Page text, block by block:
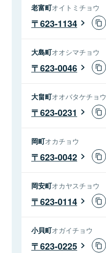
老富町オイトミチョウ
623-1134
大島町オオシマチョウ
623-0046
大畠町オオバタケチョウ
623-0231
岡町オカチョウ
623-0042
岡安町オカヤスチョウ
623-0114
小貝町オガイチョウ
623-0225